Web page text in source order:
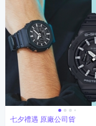
七夕禮遇 原廠公司貨